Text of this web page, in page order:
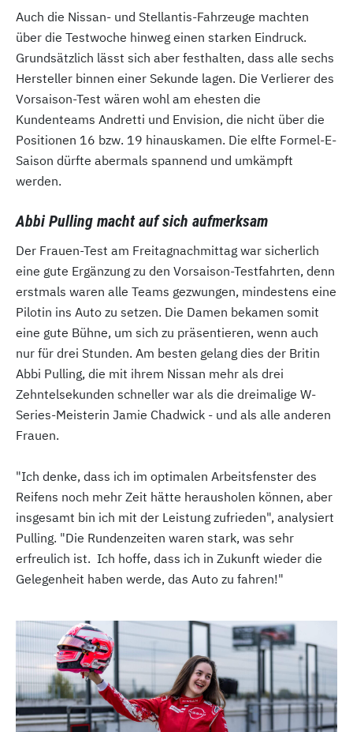
Auch die Nissan- und Stellantis-Fahrzeuge machten
über die Testwoche hinweg einen starken Eindruck.
Grundsätzlich lässt sich aber festhalten, dass alle sechs
Hersteller binnen einer Sekunde lagen. Die Verlierer des
Vorsaison-Test wären wohl am ehesten die
Kundenteams Andretti und Envision, die nicht über die
Positionen 16 bzw. 19 hinauskamen. Die elfte Formel-E-
Saison dürfte abermals spannend und umkämpft
werden.
Abbi Pulling macht auf sich aufmerksam
Der Frauen-Test am Freitagnachmittag war sicherlich
eine gute Ergänzung zu den Vorsaison-Testfahrten, denn
erstmals waren alle Teams gezwungen, mindestens eine
Pilotin ins Auto zu setzen. Die Damen bekamen somit
eine gute Bühne, um sich zu präsentieren, wenn auch
nur für drei Stunden. Am besten gelang dies der Britin
Abbi Pulling, die mit ihrem Nissan mehr als drei
Zehntelsekunden schneller war als die dreimalige W-
Series-Meisterin Jamie Chadwick - und als alle anderen
Frauen.
"Ich denke, dass ich im optimalen Arbeitsfenster des
Reifens noch mehr Zeit hätte herausholen können, aber
insgesamt bin ich mit der Leistung zufrieden", analysiert
Pulling. "Die Rundenzeiten waren stark, was sehr
erfreulich ist. Ich hoffe, dass ich in Zukunft wieder die
Gelegenheit haben werde, das Auto zu fahren!"